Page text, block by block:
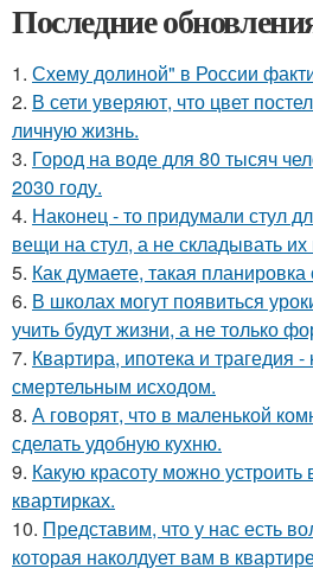
Последние
1. Схему долиной" в России
2. В сети уверяют, что цвет
личную жизнь.
3. Город на воде для 80 тысяч
2030 году.
4. Наконец - то придумали стул
вещи на стул, а не складывать
5. Как думаете, такая
6. В школах могут появиться
учить будут жизни, а не только
7. Квартира, ипотека и трагедия
смертельным исходом.
8. А говорят, что в маленькой
сделать удобную кухню.
9. Какую красоту можно
квартирках.
10. Представим, что у нас есть
которая наколдует вам в